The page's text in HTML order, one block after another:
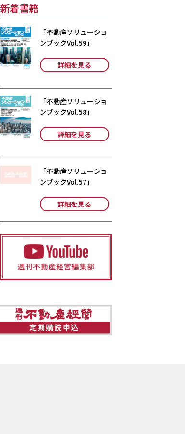
新着書籍
「不動産ソリューショ
ンブックVol.59」
詳細を見る
「不動産ソリューショ
ンブックVol.58」
詳細を見る
「不動産ソリューショ
ンブックVol.57」
詳細を見る